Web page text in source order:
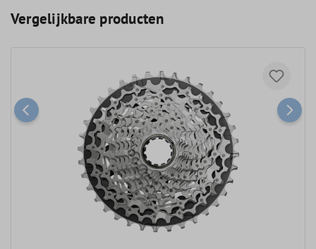
Vergelijkbare producten